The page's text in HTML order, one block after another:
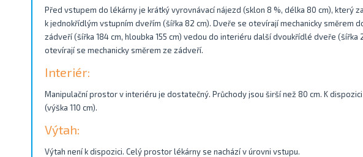
Před vstupem do lékárny je krátký vyrovnávací nájezd (sklon 8 %, délka 80 cm), který
k jednokřídlým vstupním dveřím (šířka 82 cm). Dveře se otevírají mechanicky směrem
zádveří (šířka 184 cm, hloubka 155 cm) vedou do interiéru další dvoukřídlé dveře (šířka
otevírají se mechanicky směrem ze zádveří.
Interiér:
Manipulační prostor v interiéru je dostatečný. Průchody jsou širší než 80 cm. K
(výška 110 cm).
Výtah:
Výtah není k dispozici. Celý prostor lékárny se nachází v úrovni vstupu.